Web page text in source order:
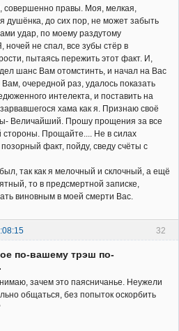
совершенно правы. Моя, мелкая,
душёнка, до сих пор, не может забыть
удар, по моему раздутому
не спал, все зубы стёр в
пытаясь пережить этот факт. И,
шанс Вам отомстинть, и начал на Вас
очередной раз, удалось показать
интелекта, и поставить на
хама как я. Признаю своё
Величайший. Прошу прощения за все
стороны. Прощайте.... Не в силах
факт, пойду, сведу счёты с
так как я мелочный и склочный, а ещё
то в предсмертной записке,
виновным в моей смерти Вас.
32
по-вашему трэш по-
зачем это паясничанье. Неужели
общаться, без попыток оскорбить